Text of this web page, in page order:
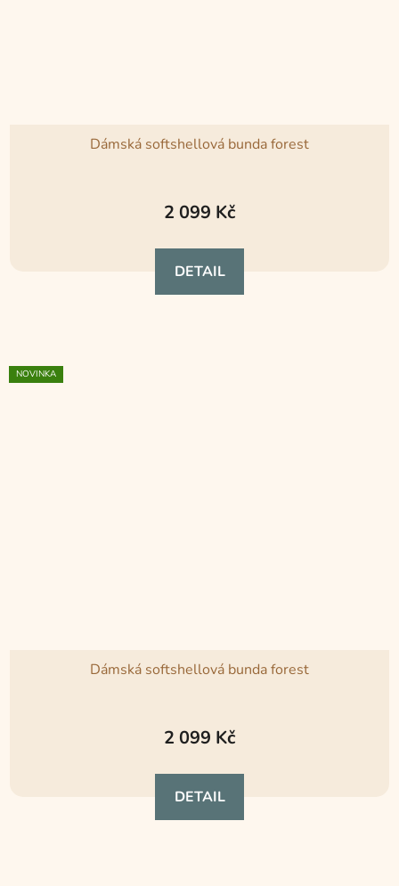
Dámská softshellová bunda forest
hodnocení
je
5,0
z
2 099 Kč
DETAIL
NOVINKA
Dámská softshellová bunda forest
2 099 Kč
DETAIL